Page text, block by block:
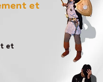
et
et